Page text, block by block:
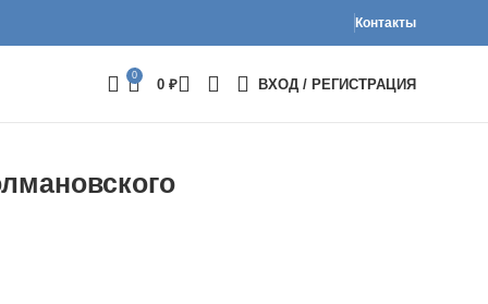
Контакты
0
0 ₽ ВХОД / РЕГИСТРАЦИЯ